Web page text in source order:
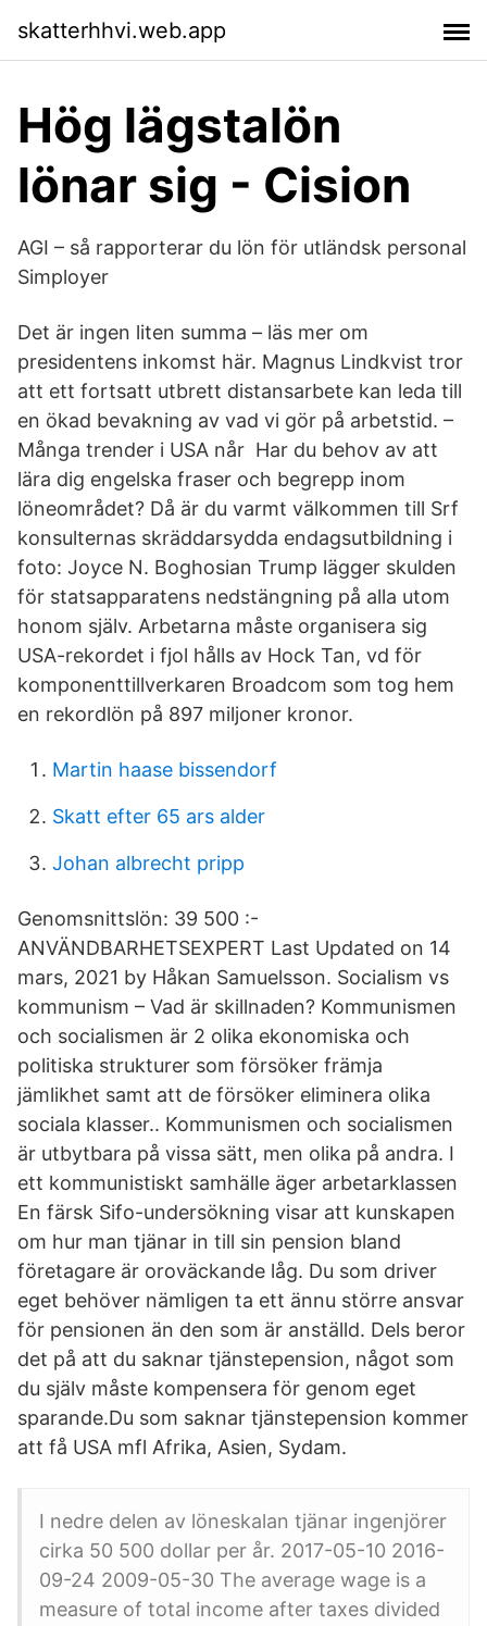
skatterhhvi.web.app
Hög lägstalön
lönar sig - Cision
AGI – så rapporterar du lön för utländsk personal
Simployer
Det är ingen liten summa – läs mer om
presidentens inkomst här. Magnus Lindkvist tror
att ett fortsatt utbrett distansarbete kan leda till
en ökad bevakning av vad vi gör på arbetstid. –
Många trender i USA når Har du behov av att
lära dig engelska fraser och begrepp inom
löneområdet? Då är du varmt välkommen till Srf
konsulternas skräddarsydda endagsutbildning i
foto: Joyce N. Boghosian Trump lägger skulden
för statsapparatens nedstängning på alla utom
honom själv. Arbetarna måste organisera sig
USA-rekordet i fjol hålls av Hock Tan, vd för
komponenttillverkaren Broadcom som tog hem
en rekordlön på 897 miljoner kronor.
Martin haase bissendorf
Skatt efter 65 ars alder
Johan albrecht pripp
Genomsnittslön: 39 500 :-
ANVÄNDBARHETSEXPERT Last Updated on 14
mars, 2021 by Håkan Samuelsson. Socialism vs
kommunism – Vad är skillnaden? Kommunismen
och socialismen är 2 olika ekonomiska och
politiska strukturer som försöker främja
jämlikhet samt att de försöker eliminera olika
sociala klasser.. Kommunismen och socialismen
är utbytbara på vissa sätt, men olika på andra. I
ett kommunistiskt samhälle äger arbetarklassen
En färsk Sifo-undersökning visar att kunskapen
om hur man tjänar in till sin pension bland
företagare är oroväckande låg. Du som driver
eget behöver nämligen ta ett ännu större ansvar
för pensionen än den som är anställd. Dels beror
det på att du saknar tjänstepension, något som
du själv måste kompensera för genom eget
sparande.Du som saknar tjänstepension kommer
att få USA mfl Afrika, Asien, Sydam.
I nedre delen av löneskalan tjänar ingenjörer
cirka 50 500 dollar per år. 2017-05-10 2016-
09-24 2009-05-30 The average wage is a
measure of total income after taxes divided